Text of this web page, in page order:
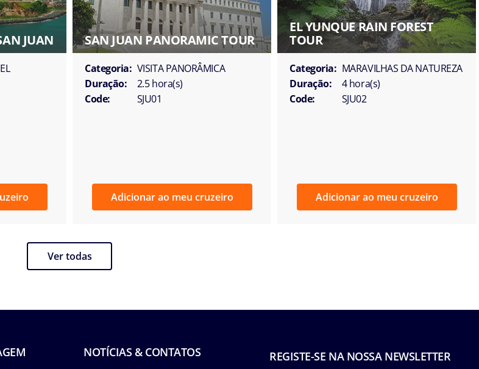
JUAN SAN JUAN PANORAMIC TOUR
Categoria: VISITA PANORÂMICA
Duração:
2.5 hora(s)
Code:
SJU01
Adicionar ao meu cruzeiro
EL YUNQUE RAIN FOREST
TOUR
Categoria: MARAVILHAS DA NATUREZA
Duração:
4 hora(s)
Code:
SJU02
Adicionar ao meu cruzeiro
Ver todas
REGISTE-SE NA NOSSA NEWSLETTER
NOTÍCIAS & CONTATOS